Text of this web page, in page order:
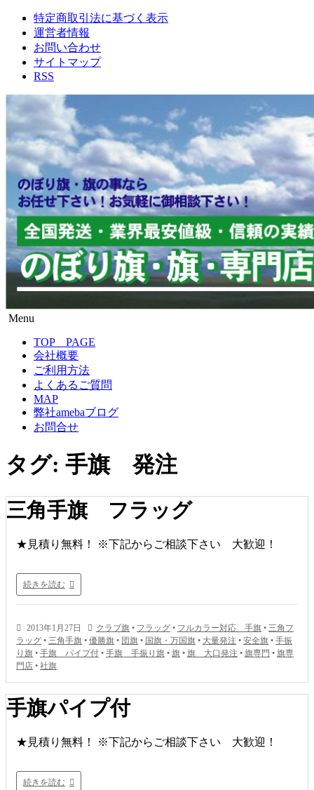
特定商取引法に基づく表示
運営者情報
お問い合わせ
サイトマップ
RSS
のぼり旗専門サイト-感謝の心！
仕様まで 超激安！
Menu
TOP PAGE
会社概要
ご利用方法
よくあるご質問
MAP
弊社amebaブログ
お問合せ
タグ: 手旗 発注
三角手旗 フラッグ
★見積り無料！ ※下記からご相談下さい 大歓迎！
続きを読む
2013年1月27日 クラブ旗 • フラッグ • フルカラー対応 手旗 • 三角フ
ラッグ • 三角手旗 • 優勝旗 • 団旗 • 国旗・万国旗 • 大量発注 • 安全旗 • 手振
り旗 • 手旗 パイプ付 • 手旗 手振り旗 • 旗 • 旗 大口発注 • 旗専門 • 旗専
門店 • 社旗
手旗パイプ付
★見積り無料！ ※下記からご相談下さい 大歓迎！
続きを読む